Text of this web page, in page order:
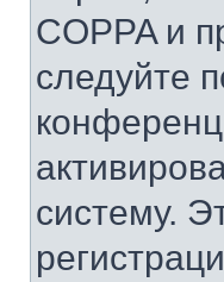
COPPA и
следуйте
систему.